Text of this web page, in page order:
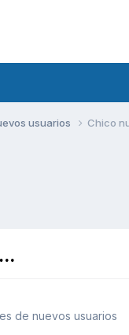
usuarios Chico
de nuevos usuarios